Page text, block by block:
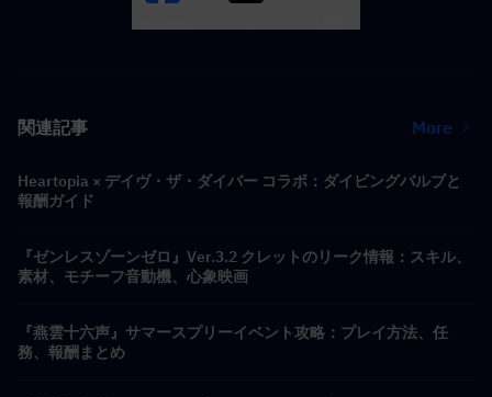
関連記事 More
Heartopia × デイヴ・ザ・ダイバー コラボ：ダイビングバルブと
報酬ガイド
『ゼンレスゾーンゼロ』Ver.3.2 クレットのリーク情報：スキル、
素材、モチーフ音動機、心象映画
『燕雲十六声』サマースプリーイベント攻略：プレイ方法、任
務、報酬まとめ